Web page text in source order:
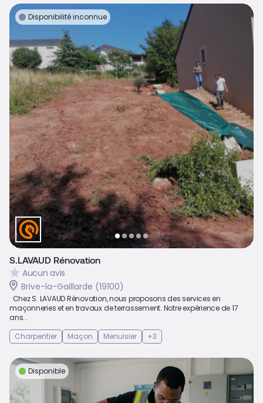
Disponibilité inconnue
S.LAVAUD Rénovation
Aucun avis
Brive-la-Gaillarde (19100)
Chez S. LAVAUD Rénovation, nous proposons des services en
maçonneries et en travaux de terrassement. Notre expérience de 17
ans...
Charpentier
Maçon Menuisier +3
Disponible